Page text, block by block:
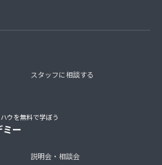
スタッフに相談する
ウを無料で学ぼう
ー
説明会・相談会